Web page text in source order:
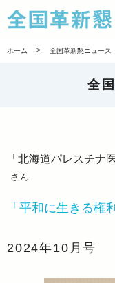
ホーム > 全国革新懇ニュース
全
「北海道パレスチナ
さん
「平和に生きる権
2024年10月号